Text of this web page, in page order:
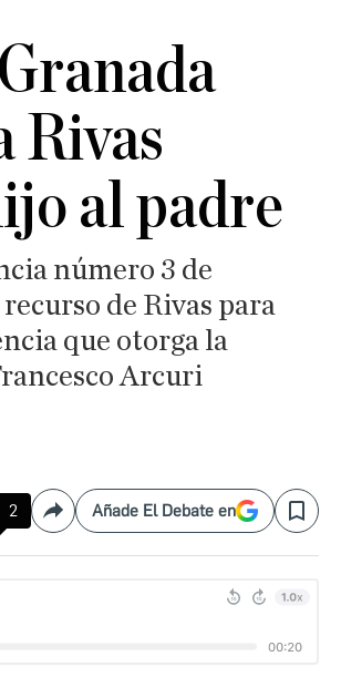
Rivas
al padre
número 3 de
de Rivas para
que otorga la
Arcuri
2 CompartirAñade El Debate en Save